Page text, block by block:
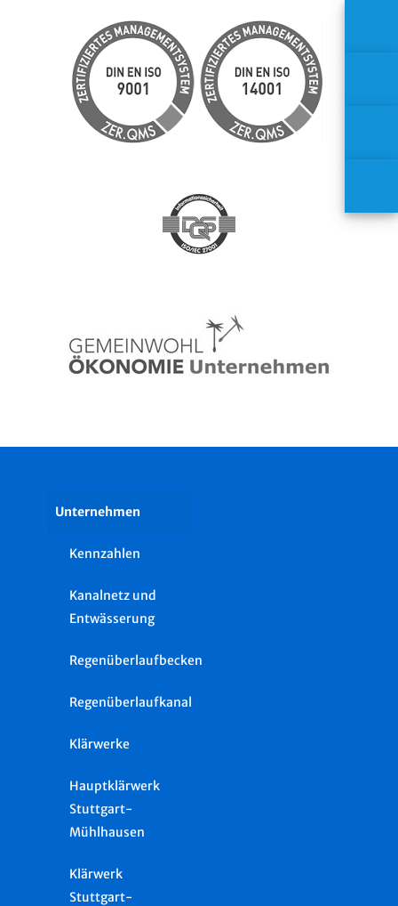
Unternehmen
Kennzahlen
Kanalnetz und
Entwässerung
Regenüberlaufbecken
Regenüberlaufkanal
Klärwerke
Hauptklärwerk
Stuttgart-
Mühlhausen
Klärwerk
Stuttgart-